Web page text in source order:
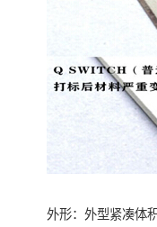
外形：外型紧凑体